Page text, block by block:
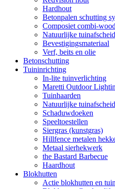
Hardhout
Betonpalen schutting
Composiet combi-
Natuurlijke
Bevestigingsmateriaal
Verf, beits en olie
Betonschutting
Tuininrichting
In-lite tuinverlichting
Maretti Outdoor
Tuinhaarden
Natuurlijke
Schaduwdoeken
Speeltoestellen
Siergras (kunstgras)
Hillfence metalen
Metaal sierhekwerk
the Bastard Barbecue
Haardhout
Blokhutten
Actie blokhutten en